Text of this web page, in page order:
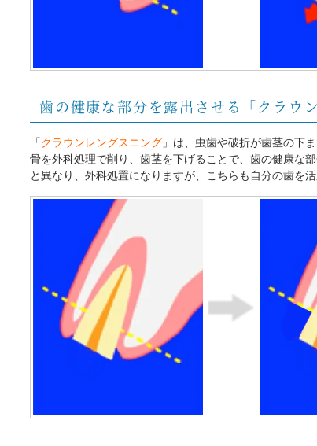
歯の健康な部分を露出させる「クラウ
「クラウンレングスニング 」は、虫歯や破折が歯茎の下
骨を外科処理で削り、歯茎を下げることで、歯の健康な
と異なり、外科処置になりますが、こちらも自分の歯を